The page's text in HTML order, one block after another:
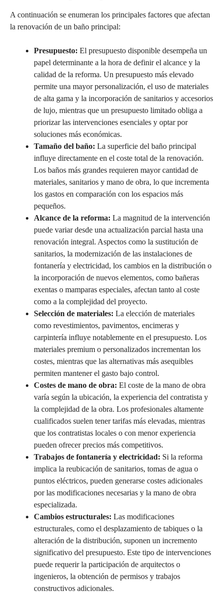
A continuación se enumeran los principales factores que afectan
la renovación de un baño principal:
Presupuesto: El presupuesto disponible desempeña un
papel determinante a la hora de definir el alcance y la
calidad de la reforma. Un presupuesto más elevado
permite una mayor personalización, el uso de materiales
de alta gama y la incorporación de sanitarios y accesorios
de lujo, mientras que un presupuesto limitado obliga a
priorizar las intervenciones esenciales y optar por
soluciones más económicas.
Tamaño del baño: La superficie del baño principal
influye directamente en el coste total de la renovación.
Los baños más grandes requieren mayor cantidad de
materiales, sanitarios y mano de obra, lo que incrementa
los gastos en comparación con los espacios más
pequeños.
Alcance de la reforma: La magnitud de la intervención
puede variar desde una actualización parcial hasta una
renovación integral. Aspectos como la sustitución de
sanitarios, la modernización de las instalaciones de
fontanería y electricidad, los cambios en la distribución o
la incorporación de nuevos elementos, como bañeras
exentas o mamparas especiales, afectan tanto al coste
como a la complejidad del proyecto.
Selección de materiales: La elección de materiales
como revestimientos, pavimentos, encimeras y
carpintería influye notablemente en el presupuesto. Los
materiales premium o personalizados incrementan los
costes, mientras que las alternativas más asequibles
permiten mantener el gasto bajo control.
Costes de mano de obra: El coste de la mano de obra
varía según la ubicación, la experiencia del contratista y
la complejidad de la obra. Los profesionales altamente
cualificados suelen tener tarifas más elevadas, mientras
que los contratistas locales o con menor experiencia
pueden ofrecer precios más competitivos.
Trabajos de fontanería y electricidad: Si la reforma
implica la reubicación de sanitarios, tomas de agua o
puntos eléctricos, pueden generarse costes adicionales
por las modificaciones necesarias y la mano de obra
especializada.
Cambios estructurales: Las modificaciones
estructurales, como el desplazamiento de tabiques o la
alteración de la distribución, suponen un incremento
significativo del presupuesto. Este tipo de intervenciones
puede requerir la participación de arquitectos o
ingenieros, la obtención de permisos y trabajos
constructivos adicionales.